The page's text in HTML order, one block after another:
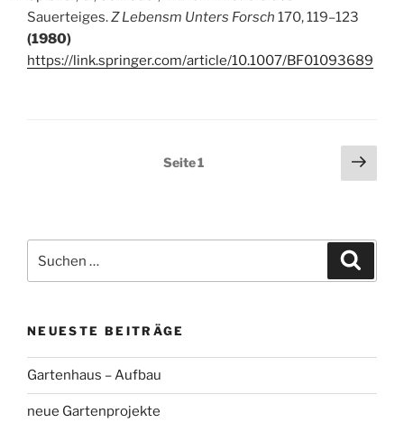
Sauerteiges.Z Lebensm Unters Forsch 170, 119–123
(1980)
https://link.springer.com/article/10.1007/BF01093689
Seitennummerierung
Seite1
nach:
NEUESTE BEITRÄGE
Gartenhaus – Aufbau
neue Gartenprojekte